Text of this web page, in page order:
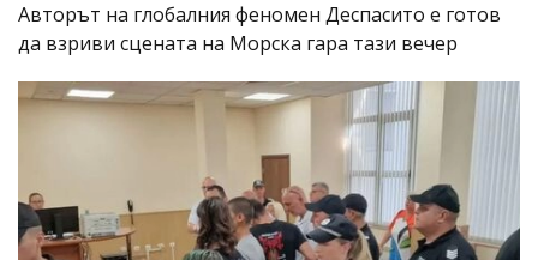
Авторът на глобалния феномен Деспасито е готов
да взриви сцената на Морска гара тази вечер